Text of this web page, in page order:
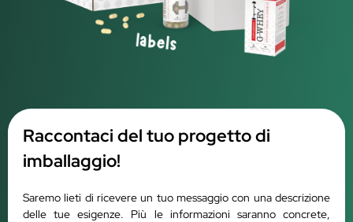
Raccontaci del tuo progetto di
imballaggio!
Saremo lieti di ricevere un tuo messaggio con una descrizione
delle tue esigenze. Più le informazioni saranno concrete,